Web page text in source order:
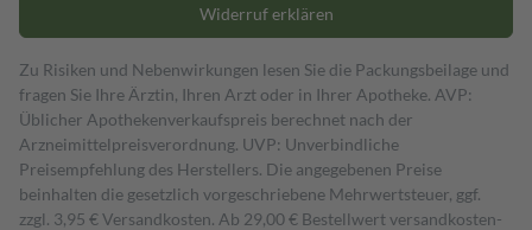
Widerruf erklären
Zu Risiken und Nebenwirkungen lesen Sie die Packungsbeilage und
fragen Sie Ihre Ärztin, Ihren Arzt oder in Ihrer Apotheke. AVP:
Üblicher Apothekenverkaufspreis berechnet nach der
Arzneimittelpreisverordnung. UVP: Unverbindliche
Preisempfehlung des Herstellers. Die angegebenen Preise
beinhalten die gesetzlich vorgeschriebene Mehrwertsteuer, ggf.
zzgl. 3,95 € Versandkosten. Ab 29,00 € Bestell­wert versand­kosten­